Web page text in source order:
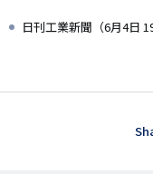
日刊工業新聞（6月4日